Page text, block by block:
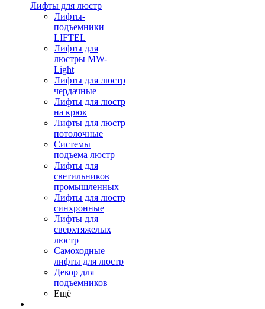
Лифты для люстр
Лифты-
подъемники
LIFTEL
Лифты для
люстры MW-
Light
Лифты для люстр
чердачные
Лифты для люстр
на крюк
Лифты для люстр
потолочные
Системы
подъема люстр
Лифты для
светильников
промышленных
Лифты для люстр
синхронные
Лифты для
сверхтяжелых
люстр
Самоходные
лифты для люстр
Декор для
подъемников
Ещё